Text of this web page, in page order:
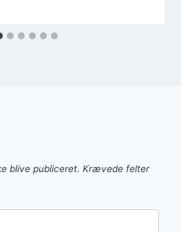
blive publiceret. Krævede felter